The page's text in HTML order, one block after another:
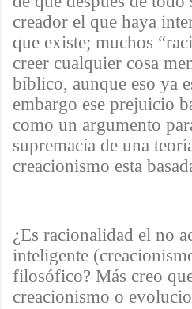
creador el que haya
que existe; muchos
creer cualquier cosa
bíblico, aunque eso ya
embargo ese prejuicio
como un argumento
supremacía de una
creacionismo esta
¿Es racionalidad el no
inteligente
filosófico? Más creo
creacionismo o